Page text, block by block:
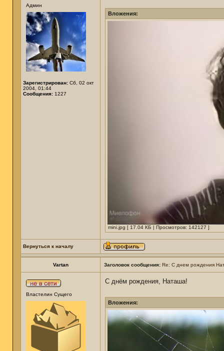
Админ
Зарегистрирован: Сб, 02 окт
2004, 01:44
Сообщения: 1227
Вложения:
mini.jpg [ 17.04 КБ | Просмотров: 142127 ]
Вернуться к началу
Vartan Заголовок сообщения: Re: С днем рождения
Властелин Сущего
С днём рождения, Наташа!
Вложения: